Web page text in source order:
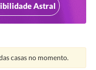
Astral
casas no momento.